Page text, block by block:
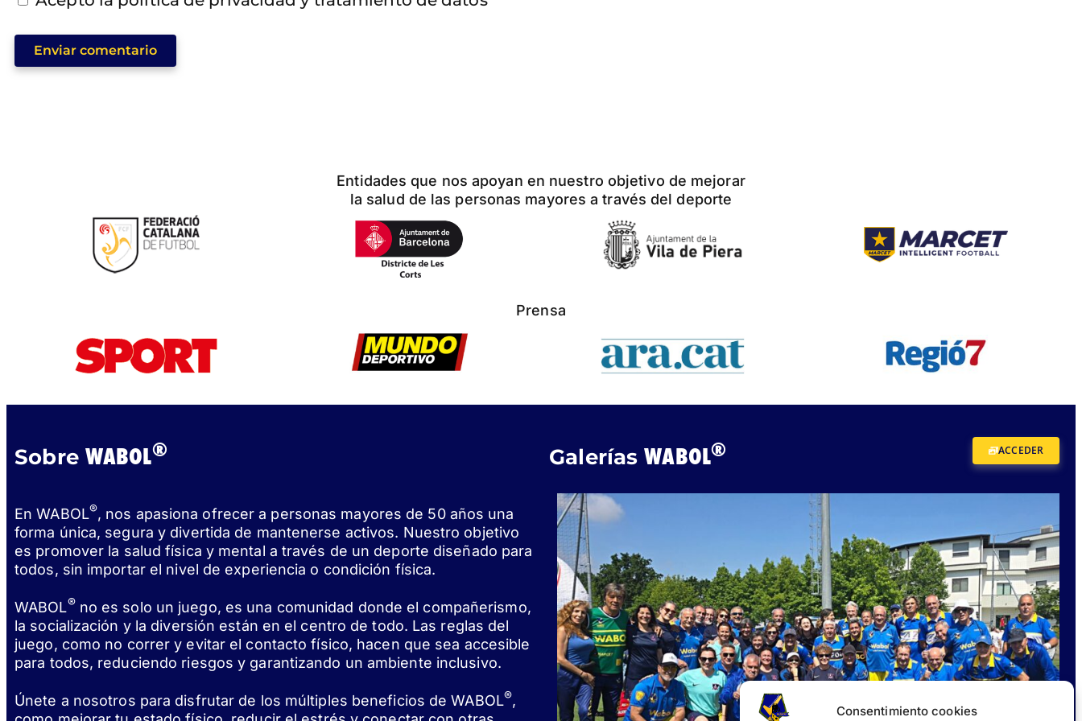
Consentimiento cookies
Enviar comentario
Entidades que nos apoyan en nuestro objetivo de mejorar
la salud de las personas mayores a través del deporte
Prensa
Sobre WABOL®
En WABOL®, nos apasiona ofrecer a personas mayores de 50 años una
forma única, segura y divertida de mantenerse activos. Nuestro objetivo
es promover la salud física y mental a través de un deporte diseñado para
todos, sin importar el nivel de experiencia o condición física.
WABOL®no es solo un juego, es una comunidad donde el compañerismo,
la socialización y la diversión están en el centro de todo. Las reglas del
juego, como no correr y evitar el contacto físico, hacen que sea accesible
para todos, reduciendo riesgos y garantizando un ambiente inclusivo.
Únete a nosotros para disfrutar de los múltiples beneficios de WABOL®,
GaleríasWABOL® ACCEDER